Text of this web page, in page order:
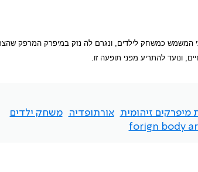
בת 13 שנה נפגעה מחץ עץ עם קצה מתכתי המשמש כמשחק לילדים, ונגרם לה נזק במיפרק המרפק
ונועד להתריע מפני תופעה זו.
מיפרקים זיהומית אורתופדיה
משחק ילדים
forign body